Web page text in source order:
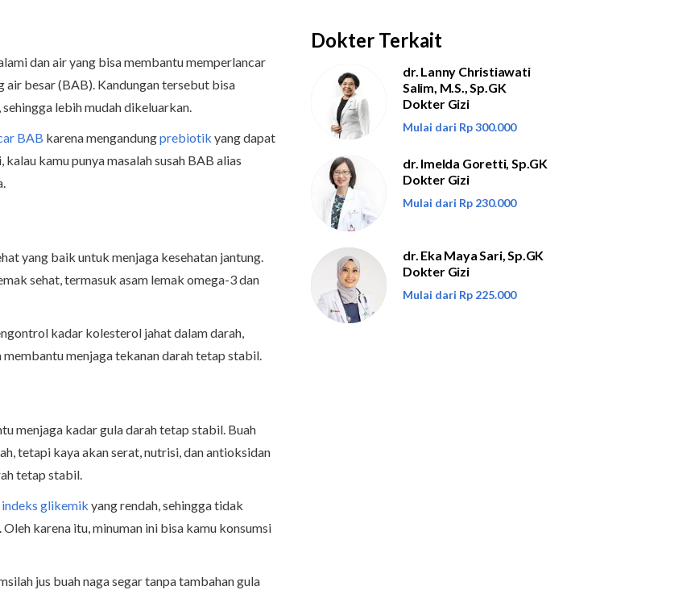
dan air yang bisa membantu memperlancar
air besar (BAB). Kandungan tersebut bisa
lebih mudah dikeluarkan.
BAB karena mengandungprebiotik yang dapat
kamu punya masalah susah BAB alias
yang baik untuk menjaga kesehatan jantung.
sehat, termasuk asam lemak omega-3 dan
kadar kolesterol jahat dalam darah,
membantu menjaga tekanan darah tetap stabil.
menjaga kadar gula darah tetap stabil. Buah
tetapi kaya akan serat, nutrisi, dan antioksidan
tetap stabil.
indeks glikemik yang rendah, sehingga tidak
karena itu, minuman ini bisa kamu konsumsi
jus buah naga segar tanpa tambahan gula
Dokter Terkait